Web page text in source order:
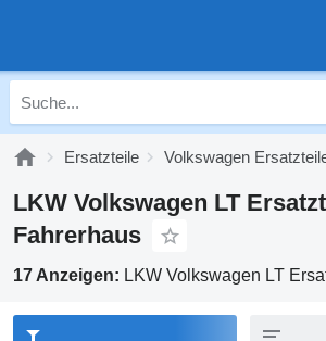
Ersatzteile Volkswagen
LKW Volkswagen LT
Fahrerhaus
17 Anzeigen: LKW Volkswagen LT